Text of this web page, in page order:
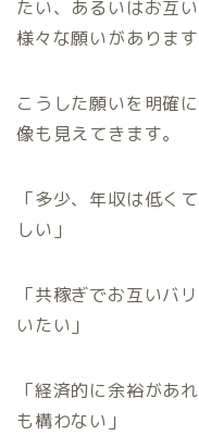
たい、あるいはお互
様々な願いがあります
こうした願いを明確
像も見えてきます。
「多少、年収は低く
しい」
「共稼ぎでお互いバ
いたい」
「経済的に余裕があ
も構わない」